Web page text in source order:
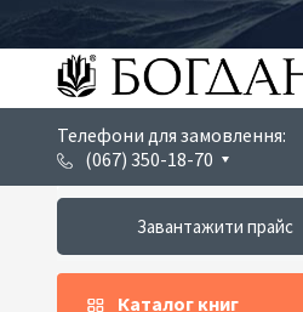
Телефони для замовлення:
(067) 350-18-70
Завантажити прайс
Каталог книг